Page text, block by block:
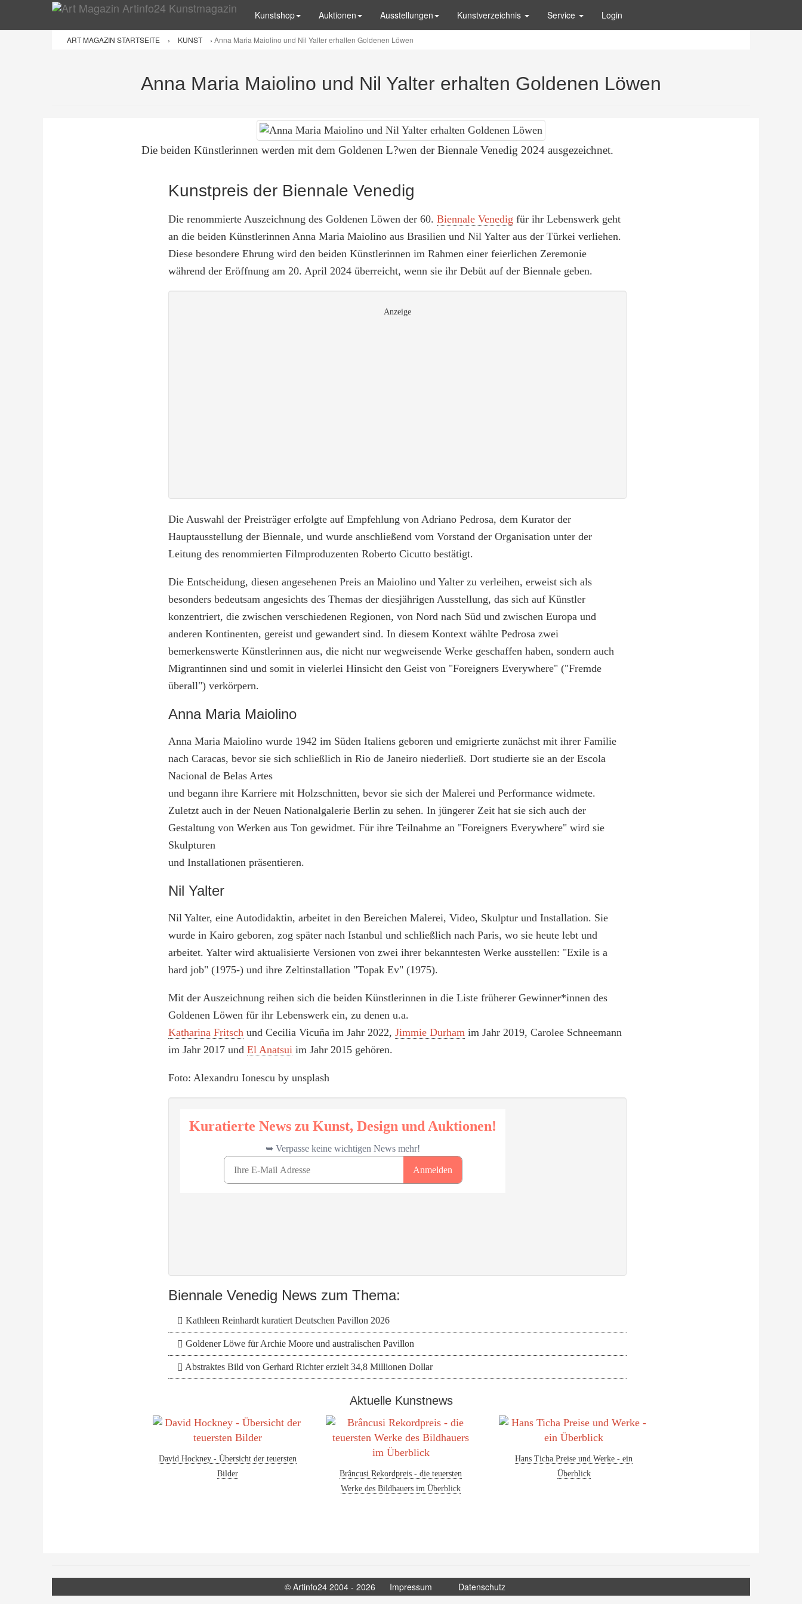
Kunstshop Auktionen Ausstellungen Kunstverzeichnis Service Login
ART MAGAZIN STARTSEITE › KUNST › Anna Maria Maiolino und Nil Yalter erhalten Goldenen Löwen
Anna Maria Maiolino und Nil Yalter erhalten Goldenen Löwen
Die beiden Künstlerinnen werden mit dem Goldenen L?wen der Biennale Venedig 2024 ausgezeichnet.
Kunstpreis der Biennale Venedig
Die renommierte Auszeichnung des Goldenen Löwen der 60. Biennale Venedig für ihr Lebenswerk geht
an die beiden Künstlerinnen Anna Maria Maiolino aus Brasilien und Nil Yalter aus der Türkei verliehen.
Diese besondere Ehrung wird den beiden Künstlerinnen im Rahmen einer feierlichen Zeremonie
während der Eröffnung am 20. April 2024 überreicht, wenn sie ihr Debüt auf der Biennale geben.
Anzeige
Die Auswahl der Preisträger erfolgte auf Empfehlung von Adriano Pedrosa, dem Kurator der
Hauptausstellung der Biennale, und wurde anschließend vom Vorstand der Organisation unter der
Leitung des renommierten Filmproduzenten Roberto Cicutto bestätigt.
Die Entscheidung, diesen angesehenen Preis an Maiolino und Yalter zu verleihen, erweist sich als
besonders bedeutsam angesichts des Themas der diesjährigen Ausstellung, das sich auf Künstler
konzentriert, die zwischen verschiedenen Regionen, von Nord nach Süd und zwischen Europa und
anderen Kontinenten, gereist und gewandert sind. In diesem Kontext wählte Pedrosa zwei
bemerkenswerte Künstlerinnen aus, die nicht nur wegweisende Werke geschaffen haben, sondern auch
Migrantinnen sind und somit in vielerlei Hinsicht den Geist von "Foreigners Everywhere" ("Fremde
überall") verkörpern.
Anna Maria Maiolino
Anna Maria Maiolino wurde 1942 im Süden Italiens geboren und emigrierte zunächst mit ihrer Familie
nach Caracas, bevor sie sich schließlich in Rio de Janeiro niederließ. Dort studierte sie an der Escola
Nacional de Belas Artes
und begann ihre Karriere mit Holzschnitten, bevor sie sich der Malerei und Performance widmete.
Zuletzt auch in der Neuen Nationalgalerie Berlin zu sehen. In jüngerer Zeit hat sie sich auch der
Gestaltung von Werken aus Ton gewidmet. Für ihre Teilnahme an "Foreigners Everywhere" wird sie
Skulpturen
und Installationen präsentieren.
Nil Yalter
Nil Yalter, eine Autodidaktin, arbeitet in den Bereichen Malerei, Video, Skulptur und Installation. Sie
wurde in Kairo geboren, zog später nach Istanbul und schließlich nach Paris, wo sie heute lebt und
arbeitet. Yalter wird aktualisierte Versionen von zwei ihrer bekanntesten Werke ausstellen: "Exile is a
hard job" (1975-) und ihre Zeltinstallation "Topak Ev" (1975).
Mit der Auszeichnung reihen sich die beiden Künstlerinnen in die Liste früherer Gewinner*innen des
Goldenen Löwen für ihr Lebenswerk ein, zu denen u.a.
Katharina Fritsch und Cecilia Vicuña im Jahr 2022, Jimmie Durham im Jahr 2019, Carolee Schneemann
im Jahr 2017 und El Anatsui im Jahr 2015 gehören.
Foto: Alexandru Ionescu by unsplash
Biennale Venedig News zum Thema:
Kathleen Reinhardt kuratiert Deutschen Pavillon 2026
Goldener Löwe für Archie Moore und australischen Pavillon
Abstraktes Bild von Gerhard Richter erzielt 34,8 Millionen Dollar
Aktuelle Kunstnews
David Hockney - Übersicht der teuersten
Bilder
Brâncusi Rekordpreis - die teuersten
Werke des Bildhauers im Überblick
Hans Ticha Preise und Werke - ein
Überblick
© Artinfo24 2004 - 2026 Impressum Datenschutz